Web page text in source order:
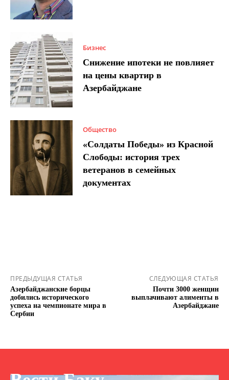
Бизнес
Снижение ипотеки не повлияет
на цены квартир в
Азербайджане
Общество
«Солдаты Победы» из Красной
Слободы: история трех
ветеранов в семейных
документах
ПРЕДЫДУЩАЯ СТАТЬЯ
Азербайджанские борцы
добились исторического
успеха на чемпионате мира в
Сербии
СЛЕДУЮЩАЯ СТАТЬЯ
Почти 3000 женщин
выплачивают алименты в
Азербайджане